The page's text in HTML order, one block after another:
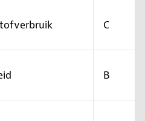
C
B